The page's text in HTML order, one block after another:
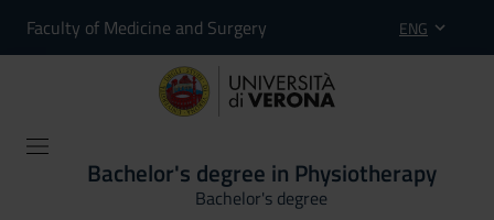
Faculty of Medicine and Surgery ENG
Bachelor's degree in Physiotherapy
Bachelor's degree